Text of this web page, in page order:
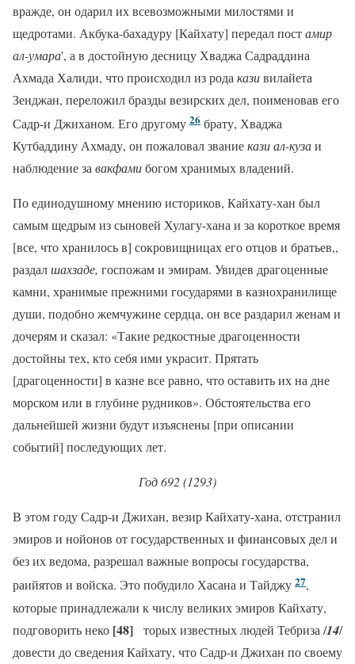
вражде, он одарил их всевозможными милостями и
щедротами. Акбука-бахадуру [Кайхату] передал постамир
ал-умара', а в достойную десницу Хваджа Садраддина
Ахмада Халиди, что происходил из рода казивилайета
Зенджан, переложил бразды везирских дел, поименовав его
Садр-и Джиханом. Его другому 26 брату, Хваджа
Кутбаддину Ахмаду, он пожаловал званиекази ал-кузаи
наблюдение завакфамибогом хранимых владений.
По единодушному мнению историков, Кайхату-хан был
самым щедрым из сыновей Хулагу-хана и за короткое время
[все, что хранилось в] сокровищницах его отцов и братьев,,
раздалшахзаде, госпожам и эмирам. Увидев драгоценные
камни, хранимые прежними государями в казнохранилище
души, подобно жемчужине сердца, он все раздарил женам и
дочерям и сказал: «Такие редкостные драгоценности
достойны тех, кто себя ими украсит. Прятать
[драгоценности] в казне все равно, что оставить их на дне
морском или в глубине рудников». Обстоятельства его
дальнейшей жизни будут изъяснены [при описании
событий] последующих лет.
Год 692 (1293)
В этом году Садр-и Джихан, везир Кайхату-хана, отстранил
эмиров и нойонов от государственных и финансовых дел и
без их ведома, разрешал важные вопросы государства,
раийятов и войска. Это побудило Хасана и Тайджу 27,
которые принадлежали к числу великих эмиров Кайхату,
подговорить неко [48] торых известных людей Тебриза /14/
довести до сведения Кайхату, что Садр-и Джихан по своему